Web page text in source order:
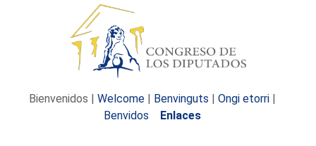
Bienvenidos | Welcome | Benvinguts | Ongi etorri |
Benvidos
Enlaces